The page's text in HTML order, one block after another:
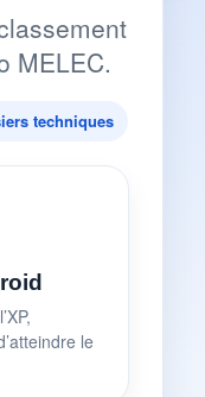
MELEC.
techniques
le